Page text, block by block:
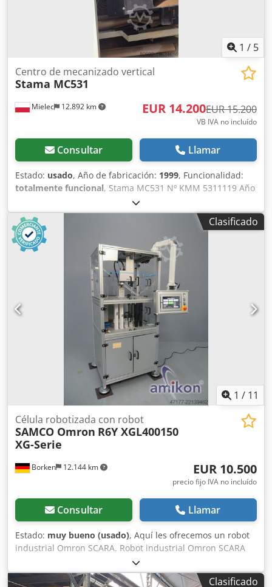
1 / 5
Mielec 12.892 km
Centro de mecanizado vertical
Stama MC531
EUR 14.200EUR 15.200
VB IVA no incluído
Consultar Llamar
Estado: usado, Año de fabricación: 1999, Funcionalidad:
totalmente funcional, Stama MC531 Nº KMM 5311119 Año
1999 Husillo SK40, 1050 rpm Crsdpfx Ahsw Dhq Eecof Eje X
800 mm Eje Y 400 mm Eje Z 355 mm Eje B NC Control
Sinumerik 840D
Clasificado
1 / 11
Borken 12.144 km
Célula robotizada con robot
SAMCO Omron R6Y XGL400150
XG-Serie
EUR 10.500
precio fijo IVA no incluído
Consultar Llamar
Estado: muy bueno (usado), Aquí les ofrecemos un robot
industrial Omron SCARA. Robot industrial Omron SCARA
con caja de programación PB R6Y XGL400, serie XG. Robot
SCARA para aplicaciones industriales: • Mayor fiabilidad
Clasificado